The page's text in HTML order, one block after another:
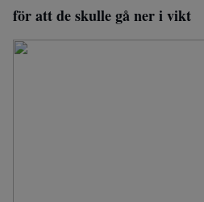
för att de skulle gå ner i vikt